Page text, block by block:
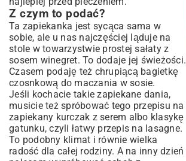
Z czym to podać?
Ta zapiekanka jest sycąca sama w
sobie, ale u nas najczęściej ląduje na
stole w towarzystwie prostej sałaty z
sosem winegret. To dodaje jej świeżości.
Czasem podaję też chrupiącą bagietkę
czosnkową do maczania w sosie.
Jeśli kochacie takie zapiekane dania,
musicie też spróbować tego przepisu na
zapiekany kurczak z serem albo klasykę
gatunku, czyli łatwy przepis na lasagne.
To podobny klimat i równie wielka
radość dla całej rodziny. A na inny dzień